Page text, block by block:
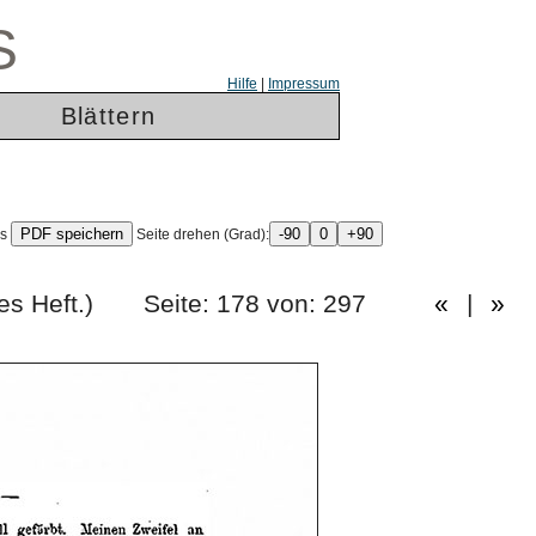
Hilfe Impressum
Blättern
Seite drehen (Grad):
Heft.) Seite: 178 von: 297 « | »